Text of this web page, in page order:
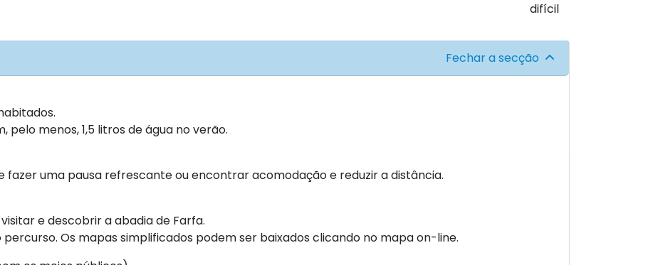
difícil
Fechar a secção
menos, 1,5 litros de água no verão.
fazer uma pausa refrescante ou encontrar acomodação e reduzir a distância.
e descobrir a abadia de Farfa.
Os mapas simplificados podem ser baixados clicando no mapa on-line.